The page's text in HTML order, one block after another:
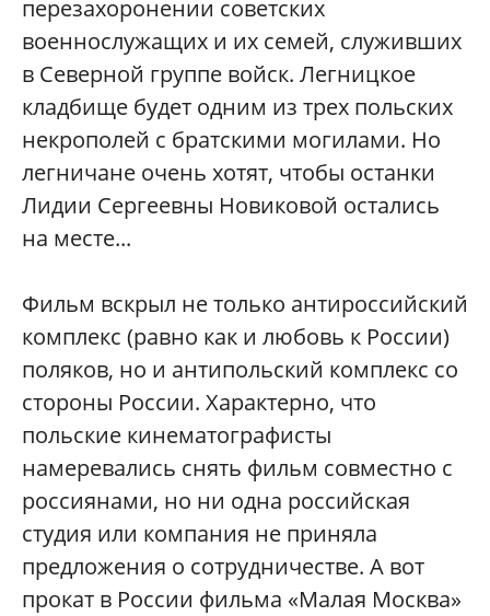
перезахоронении советских
военнослужащих и их семей, служивших
в Северной группе войск. Легницкое
кладбище будет одним из трех польских
некрополей с братскими могилами. Но
легничане очень хотят, чтобы останки
Лидии Сергеевны Новиковой остались
на месте...
Фильм вскрыл не только антироссийский
комплекс (равно как и любовь к России)
поляков, но и антипольский комплекс со
стороны России. Характерно, что
польские кинематографисты
намеревались снять фильм совместно с
россиянами, но ни одна российская
студия или компания не приняла
предложения о сотрудничестве. А вот
прокат в России фильма «Малая Москва»